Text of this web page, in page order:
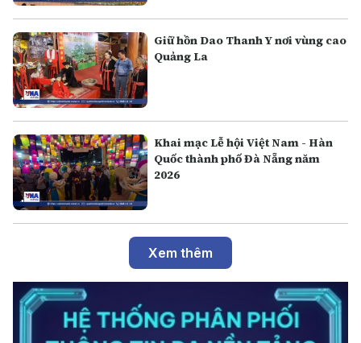
Giữ hồn Dao Thanh Y nơi vùng cao
Quảng La
Khai mạc Lễ hội Việt Nam - Hàn
Quốc thành phố Đà Nẵng năm
2026
Xem thêm